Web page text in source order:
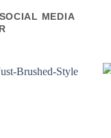
MEDIA